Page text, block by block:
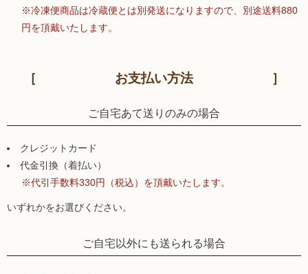
※冷凍便商品は冷蔵便とは別発送になりますので、別途送料880
円を頂戴いたします。
お支払い方法
ご自宅あて送りのみの場合
クレジットカード
代金引換（着払い）
※代引手数料330円（税込）を頂戴いたします。
いずれかをお選びください。
ご自宅以外にも送られる場合